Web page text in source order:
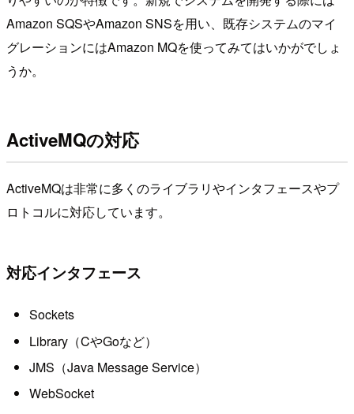
Amazon SQSやAmazon SNSを用い、既存システムのマイ
グレーションにはAmazon MQを使ってみてはいかがでしょ
うか。
ActiveMQの対応
ActiveMQは非常に多くのライブラリやインタフェースやプ
ロトコルに対応しています。
対応インタフェース
Sockets
Library（CやGoなど）
JMS（Java Message Service）
WebSocket